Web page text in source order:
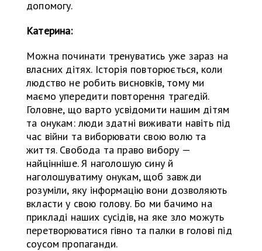
допомогу.
Катерина:
Можна починати тренуватись уже зараз на
власних дітях. Історія повторюється, коли
людство не робить висновків, тому ми
маємо упередити повторення трагедій.
Головне, що варто усвідомити нашим дітям
та онукам: люди здатні виживати навіть під
час війни та виборювати свою волю та
життя. Свобода та право вибору —
найцінніше. Я наголошую сину й
наголошуватиму онукам, щоб завжди
розуміли, яку інформацію вони дозволяють
вкласти у свою голову. Бо ми бачимо на
прикладі наших сусідів, на яке зло можуть
перетворюватися гівно та палки в голові під
соусом пропаганди.